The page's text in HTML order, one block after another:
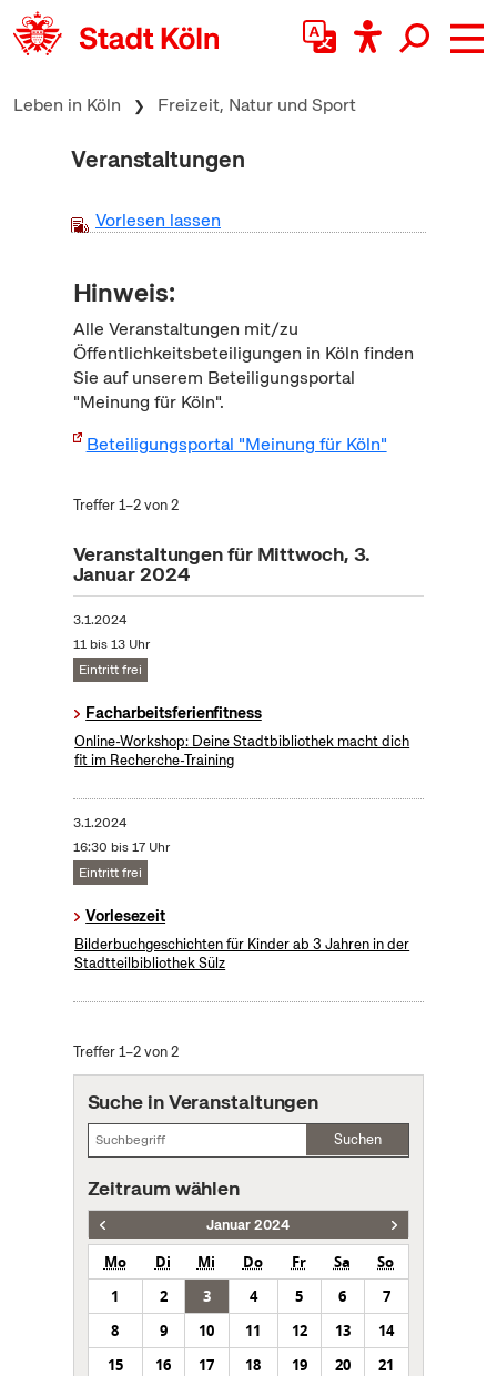
zum Inhalt springen
Leben in Köln Freizeit, Natur und Sport
Veranstaltungen
Vorlesen lassen
Hinweis:
Alle Veranstaltungen mit/zu
Öffentlichkeitsbeteiligungen in Köln finden
Sie auf unserem Beteiligungsportal
"Meinung für Köln".
Beteiligungsportal "Meinung für Köln"
Treffer 1–2 von 2
Veranstaltungen für Mittwoch, 3.
Januar 2024
3.1.2024
11 bis 13 Uhr
Eintritt frei
Facharbeitsferienfitness
Online-Workshop: Deine Stadtbibliothek macht dich
fit im Recherche-Training
3.1.2024
16:30 bis 17 Uhr
Eintritt frei
Vorlesezeit
Bilderbuchgeschichten für Kinder ab 3 Jahren in der
Stadtteilbibliothek Sülz
Treffer 1–2 von 2
Suche in Veranstaltungen
Suchen
Zeitraum wählen
Januar 2024
Mo Di Mi Do Fr Sa
So
1
2 3 4 5 6
7
8
9 10 11 12 13
14
15
16 17 18 19 20
21